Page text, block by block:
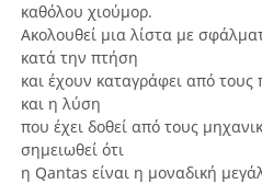
καθόλου χιούμορ.
Ακολουθεί μια λίστα με
κατά την πτήση
και έχουν καταγράφει από
και η λύση
που έχει δοθεί από τους
σημειωθεί ότι
η Qantas είναι η μοναδική